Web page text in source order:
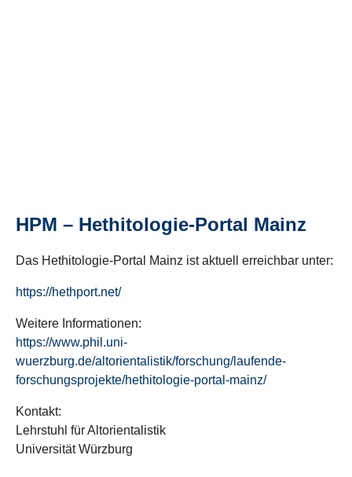
HPM – Hethitologie-Portal Mainz
Das Hethitologie-Portal Mainz ist aktuell erreichbar unter:
https://hethport.net/
Weitere Informationen:
https://www.phil.uni-
wuerzburg.de/altorientalistik/forschung/laufende-
forschungsprojekte/hethitologie-portal-mainz/
Kontakt:
Lehrstuhl für Altorientalistik
Universität Würzburg